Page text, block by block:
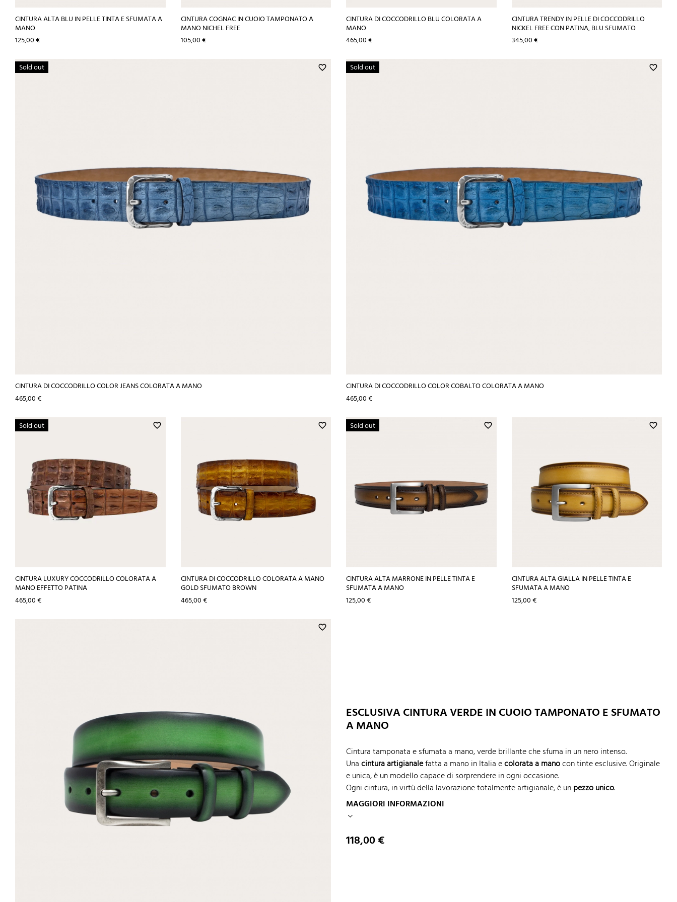
CINTURA ALTA BLU IN PELLE TINTA E SFUMATA A
MANO
Prezzo
125,00 €
CINTURA COGNAC IN CUOIO TAMPONATO A
MANO NICHEL FREE
Prezzo
105,00 €
CINTURA DI COCCODRILLO BLU COLORATA A
MANO
Prezzo
465,00 €
CINTURA TRENDY IN PELLE DI COCCODRILLO
NICKEL FREE CON PATINA, BLU SFUMATO
Prezzo
345,00 €
favorite_border
Sold out
CINTURA DI COCCODRILLO COLOR JEANS COLORATA A MANO
Prezzo
465,00 €
favorite_border
Sold out
CINTURA DI COCCODRILLO COLOR COBALTO COLORATA A MANO
Prezzo
465,00 €
favorite_border
Sold out
CINTURA LUXURY COCCODRILLO COLORATA A
MANO EFFETTO PATINA
Prezzo
465,00 €
favorite_border
CINTURA DI COCCODRILLO COLORATA A MANO
GOLD SFUMATO BROWN
Prezzo
465,00 €
favorite_border
Sold out
CINTURA ALTA MARRONE IN PELLE TINTA E
SFUMATA A MANO
Prezzo
125,00 €
favorite_border
CINTURA ALTA GIALLA IN PELLE TINTA E
SFUMATA A MANO
Prezzo
125,00 €
favorite_border
ESCLUSIVA CINTURA VERDE IN CUOIO TAMPONATO E SFUMATO
A MANO
Cintura tamponata e sfumata a mano, verde brillante che sfuma in un nero intenso.
Unacintura artigianalefatta a mano in Italia ecolorata a manocon tinte esclusive. Originale
e unica, è un modello capace di sorprendere in ogni occasione.
Ogni cintura, in virtù della lavorazione totalmente artigianale, è unpezzo unico.
MAGGIORI INFORMAZIONI
Prezzo
118,00 €